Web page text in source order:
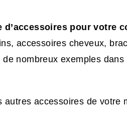
pour votre
accessoires cheveux,
nombreux exemples
accessoires de votre